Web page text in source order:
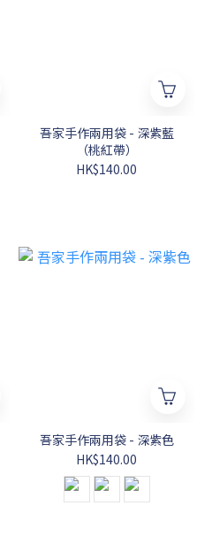
吾家手作兩用袋 - 深紫藍
（桃紅帶）
HK$140.00
吾家手作兩用袋 - 深紫色
HK$140.00